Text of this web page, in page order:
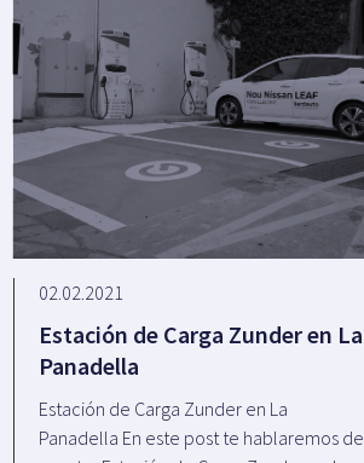
02.02.2021
Estación de Carga Zunder en La
Panadella
Estación de Carga Zunder en La
Panadella En este post te hablaremos de